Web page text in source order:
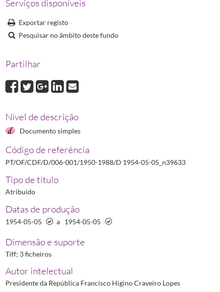
D 1964-01-21_n45538
D 1964-01-23_n45541
D 1964-07-31_n45840
Decreto N.º 45840 que introduz alterações nos
Serviços disponíveis
Exportar registo
Pesquisar no âmbito deste fundo
Partilhar
Nível de descrição
Documento simples
Código de referência
PT/OF/CDF/D/006-001/1950-1988/D 1954-05-05_n39633
Tipo de título
Atribuído
Datas de produção
1954-05-05 a 1954-05-05
Dimensão e suporte
Tiff; 3 ficheiros
Autor intelectual
Presidente da República Francisco Higino Craveiro Lopes